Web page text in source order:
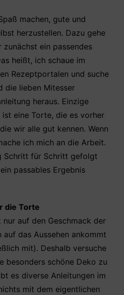
machen, gute und
herzustellen. Dazu gehe
ein passendes
heißt, ich schaue im
Rezeptportalen und suche
die lieben Mitesser
heraus. Einzige
ist eine Torte, die es vorher
wir alle gut kennen. Wenn
ich mich an die Arbeit.
Schritt für Schritt gefolgt
passables Ergebnis
die Torte
auf den Geschmack der
auf das Aussehen ankommt
mit). Deshalb versuche
besonders schöne Deko zu
es diverse Anleitungen im
mit dem eigentlichen